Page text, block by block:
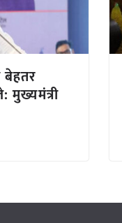
बेहतर
मुख्यमंत्री